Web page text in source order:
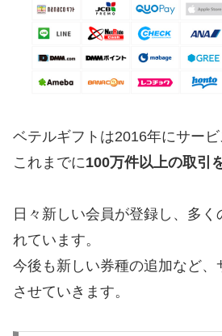
ベテルギフトは2016年にサービ
これまでに100万件以上の取引
日々新しい会員が登録し、多く
れています。
今後も新しい券種の追加など
させていきます。